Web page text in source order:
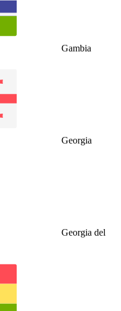
Gambia
Georgia
Georgia del